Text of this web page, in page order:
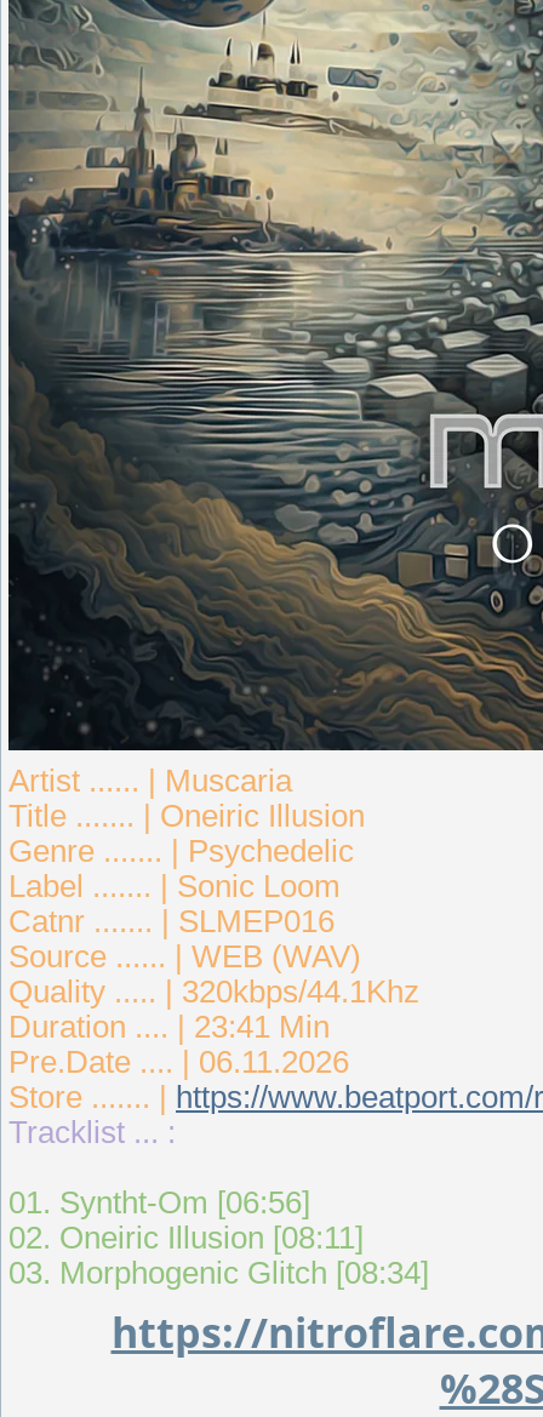
Artist ...... | Muscaria
Title ....... | Oneiric Illusion
Genre ....... | Psychedelic
Label ....... | Sonic Loom
Catnr ....... | SLMEP016
Source ...... | WEB (WAV)
Quality ..... | 320kbps/44.1Khz
Duration .... | 23:41 Min
Pre.Date .... | 06.11.2026
Store ....... |
https://
Tracklist ... :
01. Syntht-Om [06:56]
02. Oneiric Illusion [08:11]
03. Morphogenic Glitch [08:34]
https://